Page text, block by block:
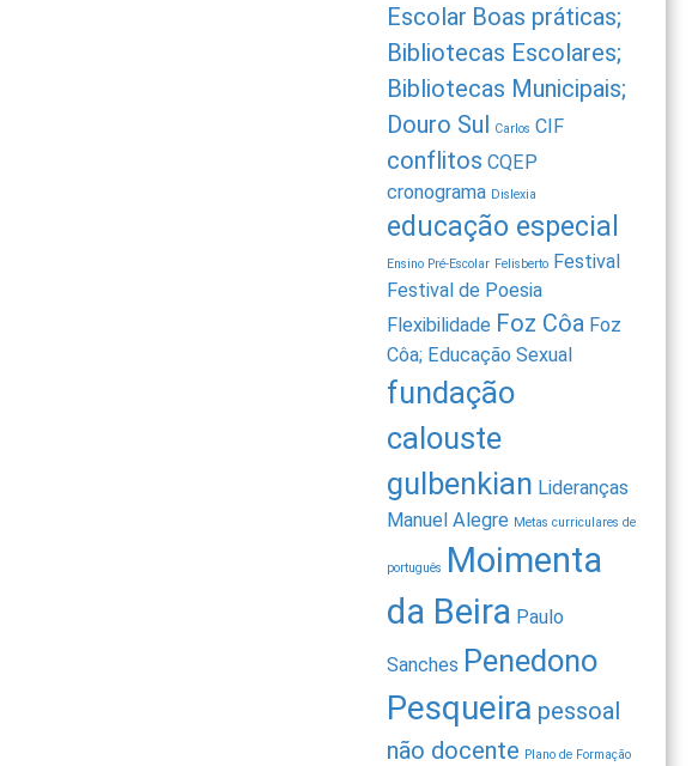
Escolar Boas práticas;
Bibliotecas Escolares;
Bibliotecas Municipais;
Douro Sul Carlos CIF
conflitos CQEP
cronograma Dislexia
educação especial
Ensino Pré-Escolar Felisberto Festival
Festival de Poesia
Flexibilidade Foz Côa Foz
Côa; Educação Sexual
fundação
calouste
gulbenkian Lideranças
Manuel Alegre Metas curriculares de
português Moimenta
da Beira Paulo
Sanches Penedono
Pesqueira pessoal
não docente Plano de Formação